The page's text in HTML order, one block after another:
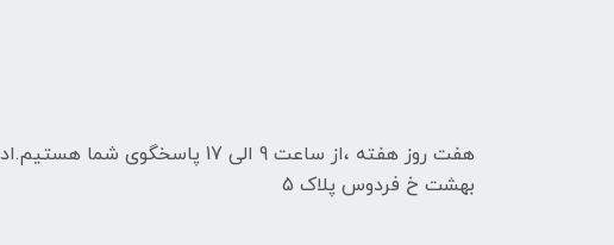
هفت روز هفته ،از ساعت 9 الی 17
بهشت خ فردوس پلاک 5